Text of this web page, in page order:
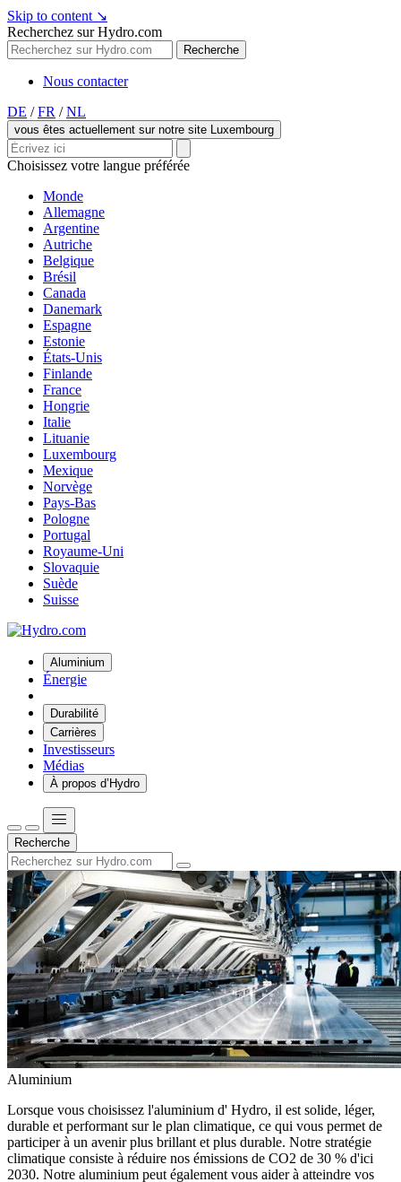
Skip to content ↘
Recherchez sur Hydro.com
Recherche
Nous contacter
DE / FR / NL
vous êtes actuellement sur notre site Luxembourg
Choisissez votre langue préférée
Monde
Allemagne
Argentine
Autriche
Belgique
Brésil
Canada
Danemark
Espagne
Estonie
États-Unis
Finlande
France
Hongrie
Italie
Lituanie
Luxembourg
Mexique
Norvège
Pays-Bas
Pologne
Portugal
Royaume-Uni
Slovaquie
Suède
Suisse
Aluminium
Énergie
Durabilité
Carrières
Investisseurs
Médias
À propos d’Hydro
Recherche
Aluminium
Lorsque vous choisissez l'aluminium d' Hydro, il est solide, léger,
durable et performant sur le plan climatique, ce qui vous permet de
participer à un avenir plus brillant et plus durable. Notre stratégie
climatique consiste à réduire nos émissions de CO2 de 30 % d'ici
2030. Notre aluminium peut également vous aider à atteindre vos